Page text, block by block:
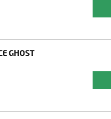
GHOST